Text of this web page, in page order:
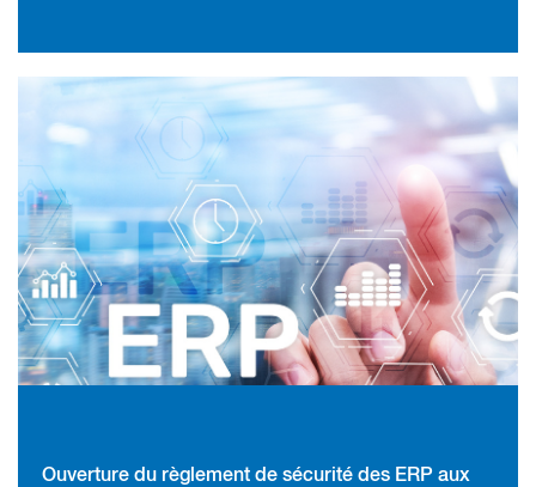
Ouverture du règlement de sécurité des ERP aux